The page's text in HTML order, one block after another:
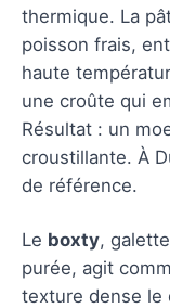
thermique. La
poisson frais,
haute
une croûte qui
Résultat : un
croustillante. À
de référence.
Le boxty,
purée, agit
texture dense le